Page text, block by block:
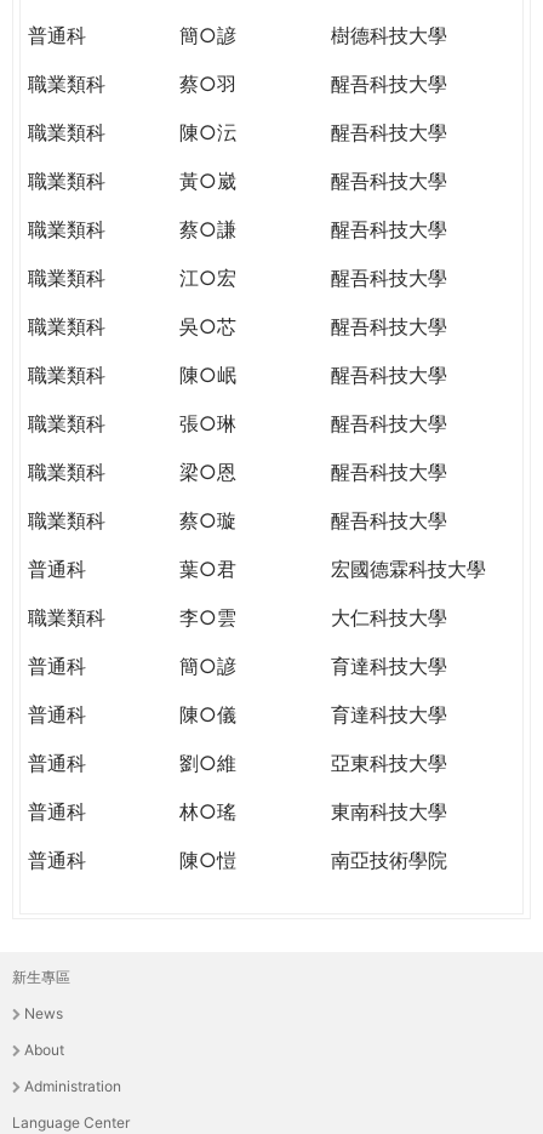
普通科
簡○諺
樹德科技大學
職業類科
蔡○羽
醒吾科技大學
職業類科
陳○沄
醒吾科技大學
職業類科
黃○崴
醒吾科技大學
職業類科
蔡○謙
醒吾科技大學
職業類科
江○宏
醒吾科技大學
職業類科
吳○芯
醒吾科技大學
職業類科
陳○岷
醒吾科技大學
職業類科
張○琳
醒吾科技大學
職業類科
梁○恩
醒吾科技大學
職業類科
蔡○璇
醒吾科技大學
普通科
葉○君
宏國德霖科技大學
職業類科
李○雲
大仁科技大學
普通科
簡○諺
育達科技大學
普通科
陳○儀
育達科技大學
普通科
劉○維
亞東科技大學
普通科
林○瑤
東南科技大學
普通科
陳○愷 南亞技術學院
主
選
單
新生專區
News
About
Administration
Language Center